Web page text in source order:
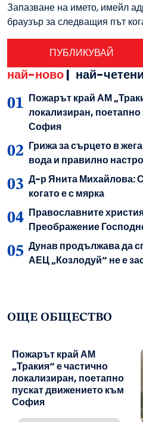
Запазване на името, имейл
браузър за следващия път
най-ново| най-четени
Пожарът край АМ
локализиран,
София
Грижа за сърцето в
вода и правилно
Д-р Янита Михайлова:
когато е с мярка
Православните
Преображение
Дунав продължава да
АЕЦ „Козлодуй“ не е
ОЩЕ ОБЩЕСТВО
Пожарът край АМ
„Тракия“ е частично
локализиран, поетапно
пускат движението към
София